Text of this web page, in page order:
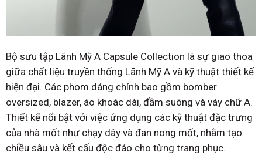
Bộ sưu tập Lãnh Mỹ A Capsule Collection là sự giao thoa
giữa chất liệu truyền thống Lãnh Mỹ A và kỹ thuật thiết kế
hiện đại. Các phom dáng chính bao gồm bomber
oversized, blazer, áo khoác dài, đầm suông và váy chữ A.
Thiết kế nổi bật với việc ứng dụng các kỹ thuật đặc trưng
của nhà mốt như chạy dây và đan nong mốt, nhằm tạo
chiều sâu và kết cấu độc đáo cho từng trang phục.